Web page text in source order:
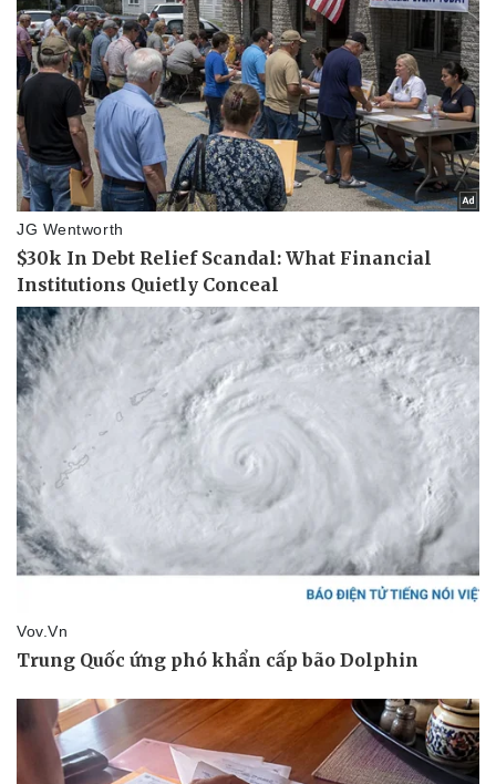
Tin nóng
Tư vấn luật
Việt Nam
Phân tích